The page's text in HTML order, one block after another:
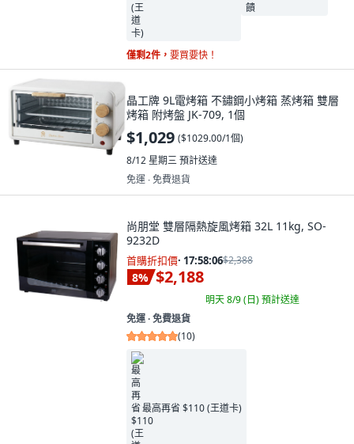
僅剩2件， 要買要快！
晶工牌 9L電烤箱 不鏽鋼小烤箱 蒸烤箱 雙層
烤箱 附烤盤 JK-709, 1個
$1,029 ($1029.00/1個)
8/12 星期三預計送達
免運 ∙ 免費退貨
尚朋堂 雙層隔熱旋風烤箱 32L 11kg, SO-
9232D
首購折扣價· 17:58:04$2,388
8% $2,188
明天 8/9 (日)預計送達
免運 ∙ 免費退貨
(10)
最高再省 $110 (王道卡)